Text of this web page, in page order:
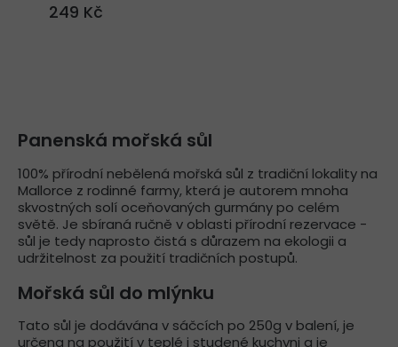
249 Kč
Panenská mořská sůl
100% přírodní nebělená mořská sůl z tradiční lokality na
Mallorce z rodinné farmy, která je autorem mnoha
skvostných solí oceňovaných gurmány po celém
světě. Je sbíraná ručně v oblasti přírodní rezervace -
sůl je tedy naprosto čistá s důrazem na ekologii a
udržitelnost za použití tradičních postupů.
Mořská sůl do mlýnku
Tato sůl je dodávána v sáčcích po 250g v balení, je
určena na použití v teplé i studené kuchyni a je